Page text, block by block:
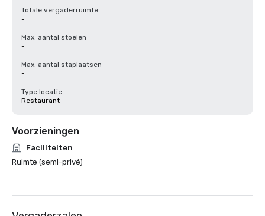
Totale vergaderruimte
-
Max. aantal stoelen
-
Max. aantal staplaatsen
-
Type locatie
Restaurant
Voorzieningen
Faciliteiten
Ruimte (semi-privé)